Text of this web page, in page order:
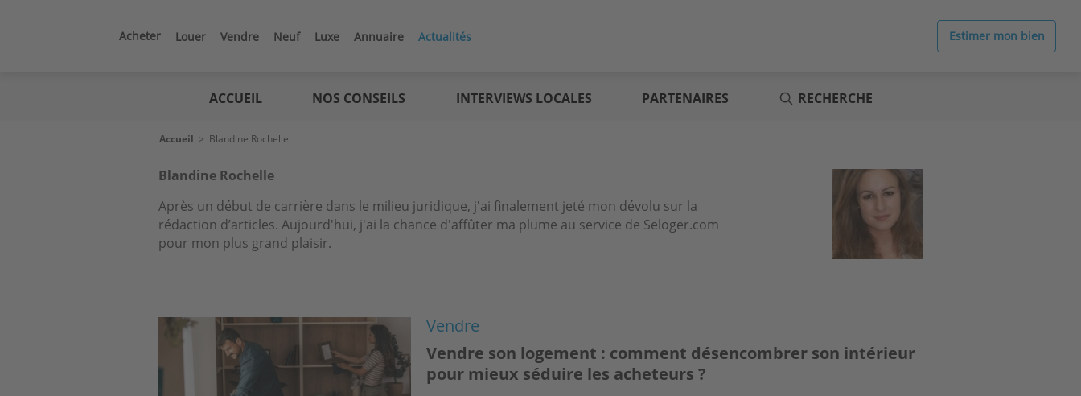
Acheter Louer Vendre Neuf Luxe Annuaire Actualités Estimer mon bien
ACCUEIL NOS CONSEILS INTERVIEWS LOCALES PARTENAIRES RECHERCHE
Fil
Accueil > Blandine Rochelle
Blandine Rochelle
Après un début de carrière dans le milieu juridique, j'ai finalement jeté mon dévolu sur la
rédaction d’articles. Aujourd'hui, j'ai la chance d'affûter ma plume au service de Seloger.com
pour mon plus grand plaisir.
Image
Vendre
Vendre son logement : comment désencombrer son intérieur
pour mieux séduire les acheteurs ?